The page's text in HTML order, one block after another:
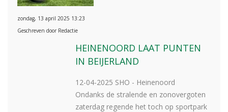
zondag, 13 april 2025 13:23
Geschreven door Redactie
HEINENOORD LAAT PUNTEN
IN BEIJERLAND
12-04-2025 SHO - Heinenoord
Ondanks de stralende en zonovergoten
zaterdag regende het toch op sportpark